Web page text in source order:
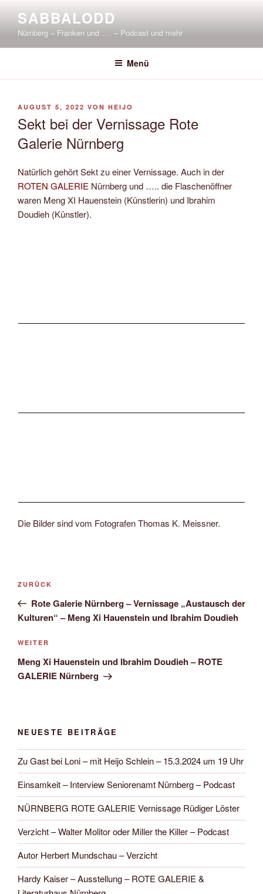
Inhalt
springen
SABBALODD
Nürnberg – Franken und …. – Podcast und mehr
Menü
VERÖFFENTLICHT
AUGUST 5, 2022 VON HEIJO
Sekt bei der Vernissage Rote
Galerie Nürnberg
Natürlich gehört Sekt zu einer Vernissage. Auch in der
ROTEN GALERIE Nürnberg und ….. die Flaschenöffner
waren Meng XI Hauenstein (Künstlerin) und Ibrahim
Doudieh (Künstler).
Die Bilder sind vom Fotografen Thomas K. Meissner.
Beitragsnavigation
Vorheriger
Beitrag
ZURÜCK
Rote Galerie Nürnberg – Vernissage „Austausch der
Kulturen“ – Meng Xi Hauenstein und Ibrahim Doudieh
Nächster
Beitrag
WEITER
Meng Xi Hauenstein und Ibrahim Doudieh – ROTE
GALERIE Nürnberg
NEUESTE BEITRÄGE
Zu Gast bei Loni – mit Heijo Schlein – 15.3.2024 um 19 Uhr
Einsamkeit – Interview Seniorenamt Nürnberg – Podcast
NÜRNBERG ROTE GALERIE Vernissage Rüdiger Löster
Verzicht – Walter Molitor oder Miller the Killer – Podcast
Autor Herbert Mundschau – Verzicht
Hardy Kaiser – Ausstellung – ROTE GALERIE &